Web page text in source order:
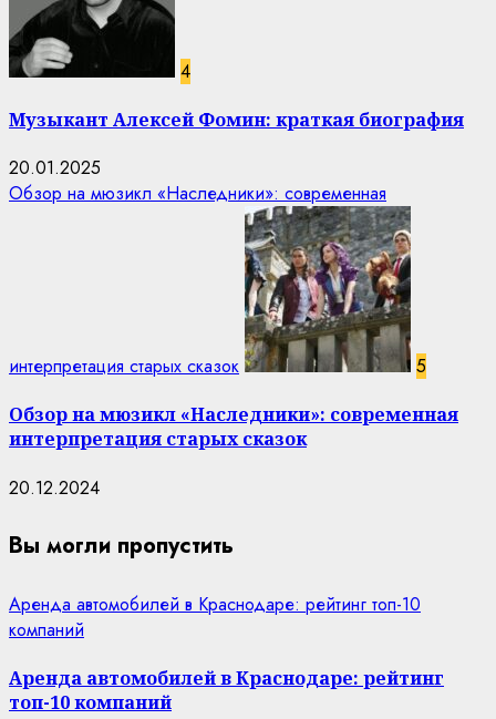
4
Музыкант Алексей Фомин: краткая биография
20.01.2025
Обзор на мюзикл «Наследники»: современная
интерпретация старых сказок 5
Обзор на мюзикл «Наследники»: современная
интерпретация старых сказок
20.12.2024
Вы могли пропустить
Аренда автомобилей в Краснодаре: рейтинг топ-10
компаний
Аренда автомобилей в Краснодаре: рейтинг
топ-10 компаний